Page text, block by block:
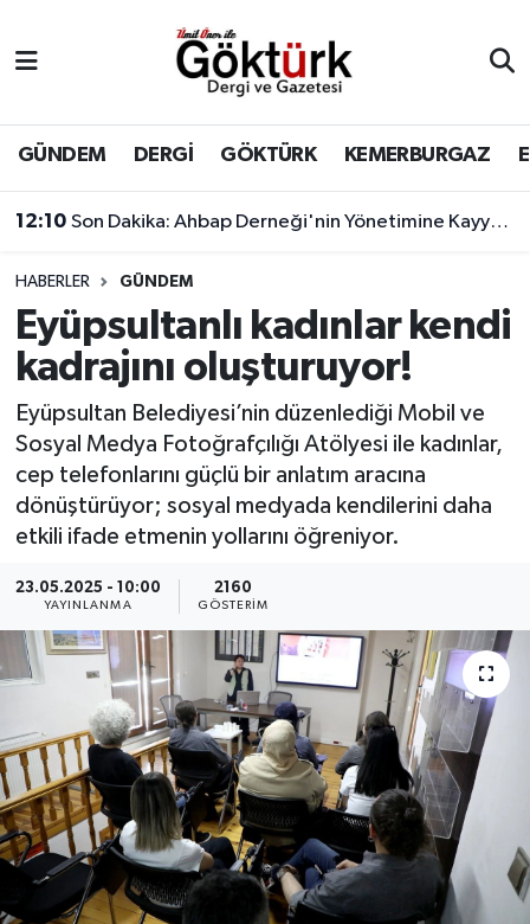
GÜNDEM DERGİ GÖKTÜRK KEMERBURGAZ
12:10 Son Dakika: Ahbap Derneği'nin Yönetimine Kayyum Atandı
HABERLER GÜNDEM
Eyüpsultanlı kadınlar kendi
kadrajını oluşturuyor!
Eyüpsultan Belediyesi’nin düzenlediği Mobil ve
Sosyal Medya Fotoğrafçılığı Atölyesi ile kadınlar,
cep telefonlarını güçlü bir anlatım aracına
dönüştürüyor; sosyal medyada kendilerini daha
etkili ifade etmenin yollarını öğreniyor.
23.05.2025 - 10:00
YAYINLANMA
2160
GÖSTERIM
BİLİM
DERGİ
DÜNYA
EĞİTİM
EKONOMİ
GÖKTÜRK
GÜNDEM
KÜLTÜR - SANAT
MAGAZİN
ÖZEL HABER
SAĞLIK
SPOR
Eyüpsultan Hava Durumu
Eyüpsultan Trafik Yoğunluk Haritası
Süper Lig Puan Durumu ve Fikstür
Tüm Manşetler
Son Dakika Haberleri
Haber Arşivi